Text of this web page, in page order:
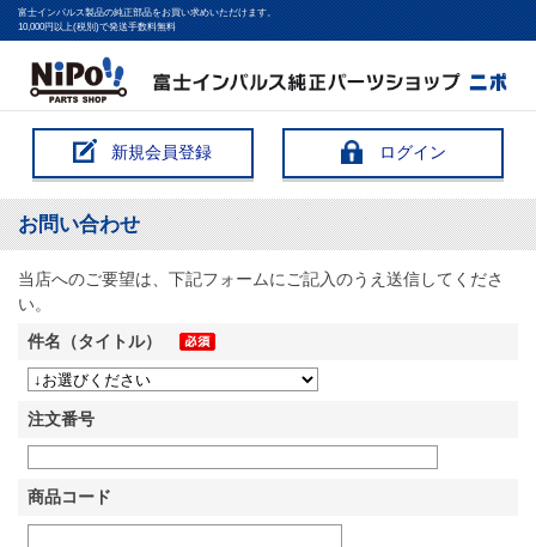
富士インパルス製品の純正部品をお買い求めいただけます。
10,000円以上(税別)で発送手数料無料
新規会員登録 ログイン
お問い合わせ
当店へのご要望は、下記フォームにご記入のうえ送信してくださ
い。
件名（タイトル）
注文番号
商品コード